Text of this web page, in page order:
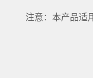
注意：本产品适